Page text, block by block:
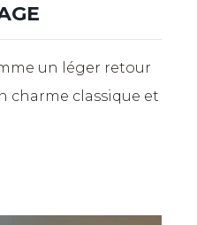
un léger retour
charme classique et